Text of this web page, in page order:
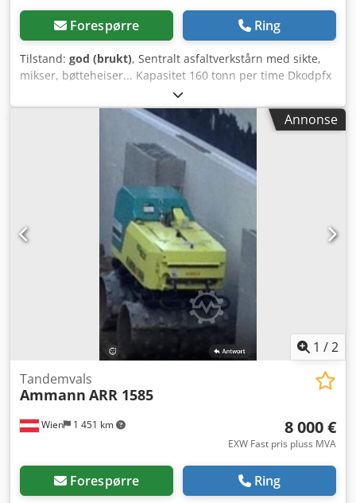
Forespørre Ring
Tilstand: god (brukt), Sentralt asfaltverkstårn med sikte,
mikser, bøtteheiser... Kapasitet 160 tonn per time Dkodpfx
Annonse
1 /2
Wien 1 451 km
Tandemvals
Ammann ARR 1585
8 000 €
EXW Fast pris pluss MVA
Forespørre Ring